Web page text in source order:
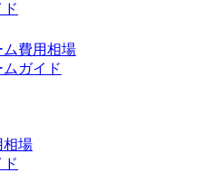
費用相場
ガイド
相場